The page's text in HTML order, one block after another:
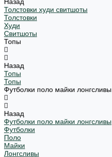
Толстовки худи свитшоты
Толстовки
Худи
Свитшоты
Топы
Назад
Топы
Топы
Футболки поло майки лонгсливы
Назад
Футболки поло майки лонгсливы
Футболки
Поло
Майки
Лонгсливы